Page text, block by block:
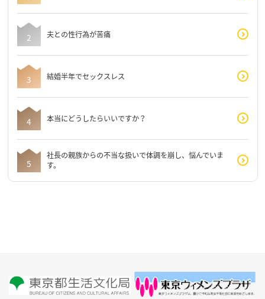
夫との性行為が苦痛
結婚半年でセックスレス
本当にどうしたらいいですか？
社長の親族からの不当な扱いで体調を崩し、悩んでいま
す。